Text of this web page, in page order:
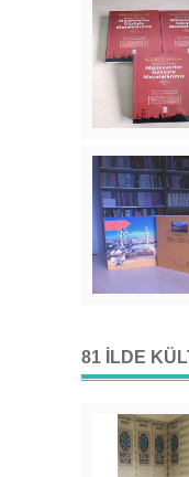
81 İLDE